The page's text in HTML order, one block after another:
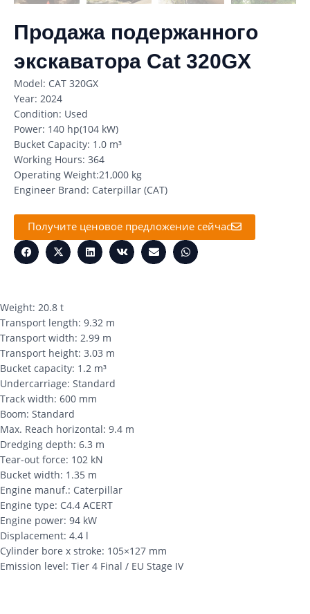
Продажа подержанного
экскаватора Cat 320GX
Model: CAT 320GX
Year: 2024
Condition: Used
Power: 140 hp(104 kW)
Bucket Capacity: 1.0 m³
Working Hours: 364
Operating Weight:21,000 kg
Engineer Brand: Caterpillar (CAT)
Получите ценовое предложение сейчас
Weight: 20.8 t
Transport length: 9.32 m
Transport width: 2.99 m
Transport height: 3.03 m
Bucket capacity: 1.2 m³
Undercarriage: Standard
Track width: 600 mm
Boom: Standard
Max. Reach horizontal: 9.4 m
Dredging depth: 6.3 m
Tear-out force: 102 kN
Bucket width: 1.35 m
Engine manuf.: Caterpillar
Engine type: C4.4 ACERT
Engine power: 94 kW
Displacement: 4.4 l
Cylinder bore x stroke: 105×127 mm
Emission level: Tier 4 Final / EU Stage IV